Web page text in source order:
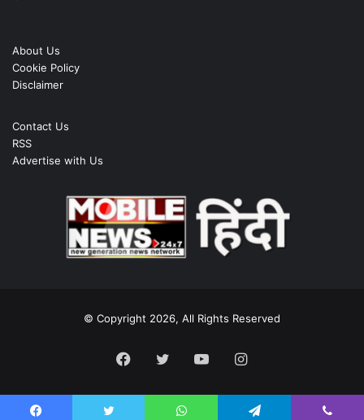
About Us
Cookie Policy
Disclaimer
Contact Us
RSS
Advertise with Us
© Copyright 2026, All Rights Reserved
Facebook
TwitterYouTubeInstagram